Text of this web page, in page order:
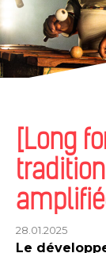
[Long
28.01.2025
Le